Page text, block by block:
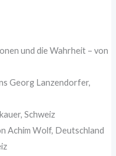
und die Wahrheit – von
Georg Lanzendorfer,
Schweiz
Achim Wolf, Deutschland